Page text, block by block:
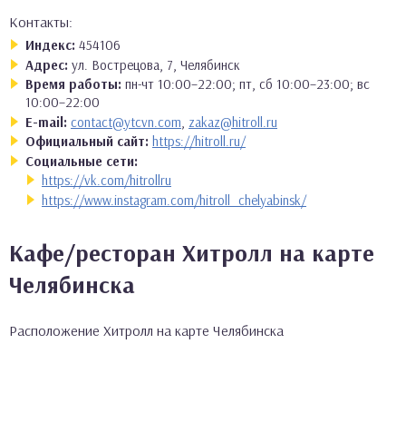
Контакты:
Индекс: 454106
Адрес: ул. Вострецова, 7, Челябинск
Время работы: пн-чт 10:00–22:00; пт, сб 10:00–23:00; вс
10:00–22:00
E-mail: contact@ytcvn.com zakaz@hitroll.ru
Официальный сайт: https://hitroll.ru/
Социальные сети:
https://vk.com/hitrollru
https://www.instagram.com/hitroll_chelyabinsk/
Кафе/ресторан Хитролл на карте
Челябинска
Расположение Хитролл на карте Челябинска